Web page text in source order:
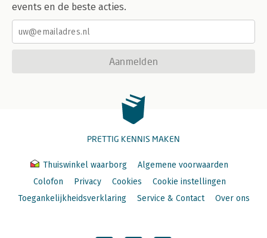
events en de beste acties.
Aanmelden
PRETTIG KENNIS MAKEN
Thuiswinkel waarborg
Algemene voorwaarden
Colofon
Privacy Cookies
Cookie instellingen
Toegankelijkheidsverklaring
Service & Contact Over ons